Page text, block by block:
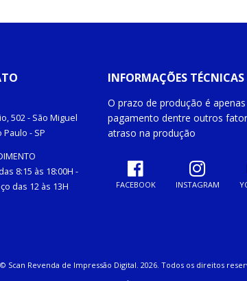
502 - São Miguel
Paulo - SP
8:15 às 18:00H -
das 12 às 13H
INFORMAÇÕES TÉCNICAS
O prazo de produção é
pagamento dentre outros
atraso na produção
FACEBOOK INSTAGRAM
© Scan Revenda de Impressão Digital. 2026. Todos os direitos